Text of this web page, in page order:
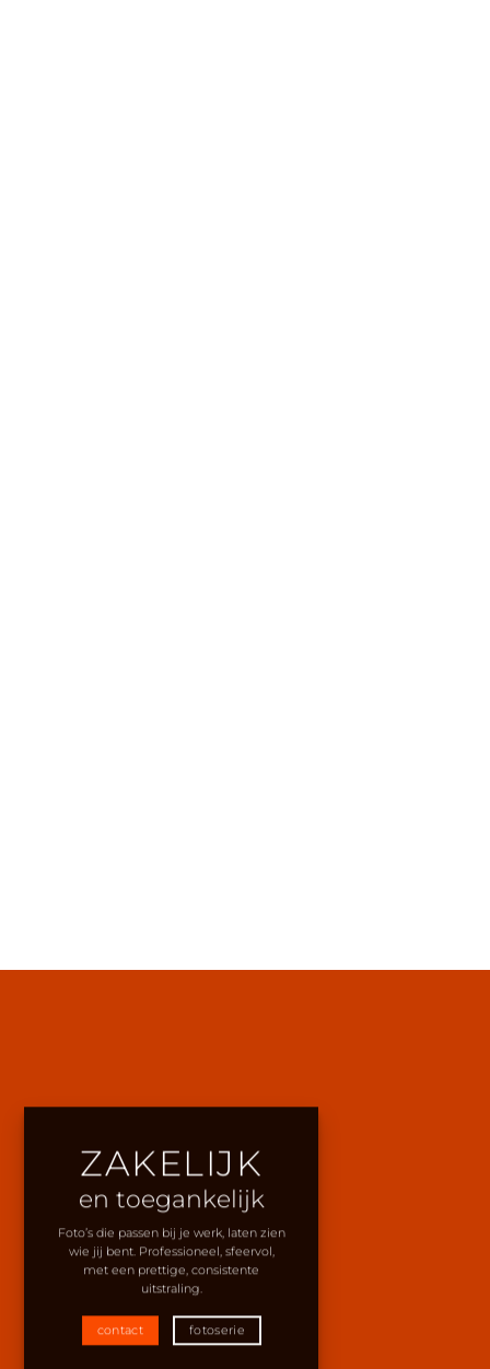
ZAKELIJK
en toegankelijk
Foto’s die passen bij je werk, laten zien
wie jij bent. Professioneel, sfeervol,
met een prettige, consistente
uitstraling.
contact fotoserie